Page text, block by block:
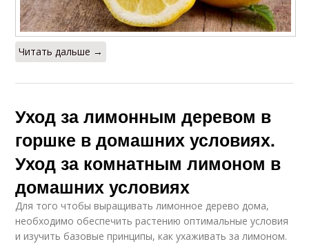
Читать дальше →
Уход за лимонным деревом в
горшке в домашних условиях.
Уход за комнатным лимоном в
домашних условиях
Для того чтобы выращивать лимонное дерево дома,
необходимо обеспечить растению оптимальные условия
и изучить базовые принципы, как ухаживать за лимоном.